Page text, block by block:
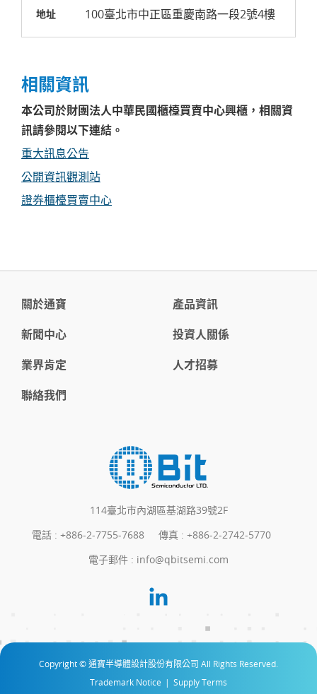
地址 100臺北市中正區重慶南路一段2號4樓
相關資訊
本公司於財團法人中華民國櫃檯買賣中心興櫃，相關資
訊請參閱以下連結。
重大訊息公告
公開資訊觀測站
證券櫃檯買賣中心
關於通寶
產品資訊
新聞中心
投資人關係
業界肯定
人才招募
聯絡我們
114臺北市內湖區基湖路39號2F
電話 : +886-2-7755-7688
傳真 : +886-2-2742-5770
電子郵件 : info@qbitsemi.com
Copyright © 通寶半導體設計股份有限公司 All Rights Reserved.
Trademark Notice | Supply Terms